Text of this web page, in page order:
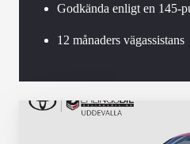
Godkända enligt en 145-
12 månaders vägassistans